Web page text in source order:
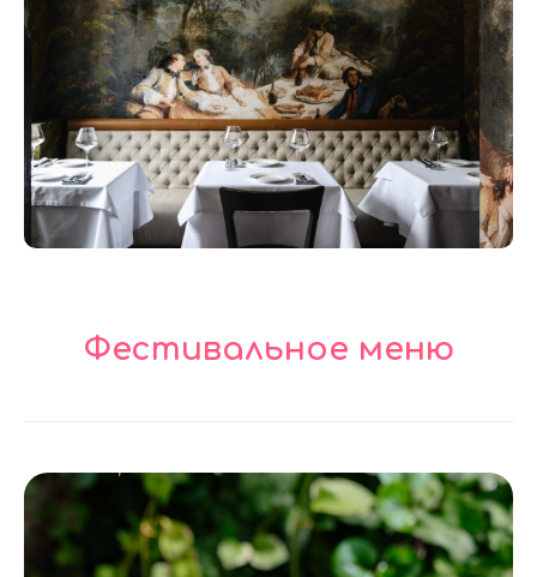
Фестивальное меню